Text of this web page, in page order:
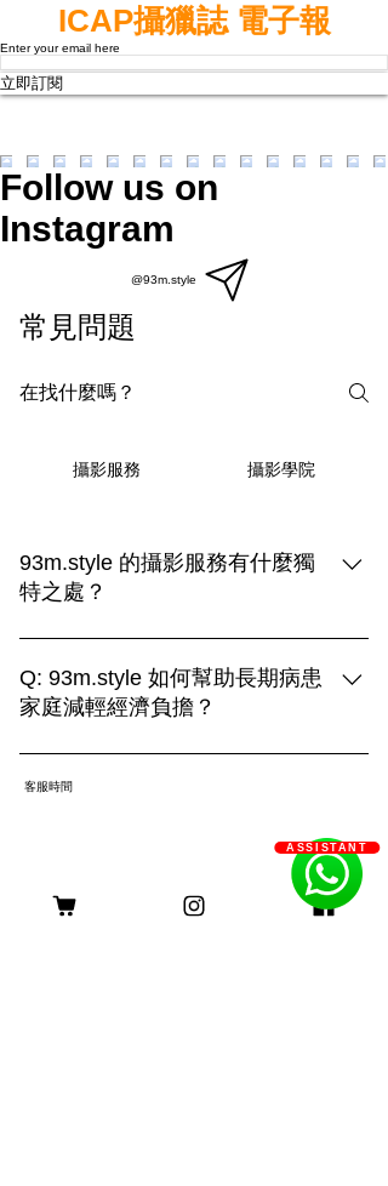
ICAP攝獵誌 電子報
Enter your email here
立即訂閱
Follow us on
Instagram
@93m.style
常見問題
攝影服務 攝影學院
93m.style 的攝影服務有什麼獨
特之處？
93m.style 的攝影服務結合創造力與專業
技術，提供三種拍攝選擇： 1. **上門拍
攝**：在毛孩熟悉的環境中捕捉自然真實
外拍攝**：利用自然光和多變的場景，捕
捉毛孩活力四射的畫面，展現動感與趣
巧妙運用，創造出精緻的形象，突顯主人
與毛孩的深厚情感。 無論選擇哪種方
式，我們都致力於用照片記錄您與毛孩的
Q: 93m.style 如何幫助長期病患
家庭減輕經濟負擔？
A: 93m.style 攝影公司非常關心長期病患
家庭的經濟壓力。為了減輕他們的負擔，
病患家庭只需提供以下證明文件，即可申
請該優惠： 1. 醫生證明：需由合資格的
醫療專業人士簽署，證明申請者患有長期
客服時間
ASSISTANT